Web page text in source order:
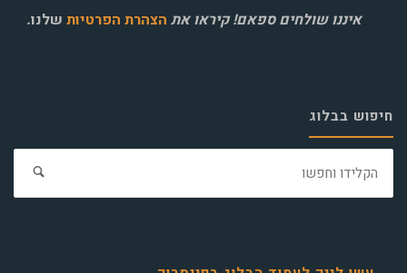
איננו שולחים ספאם! קיראו את הצהרת הפרטיות שלנו.
חיפוש בבלוג